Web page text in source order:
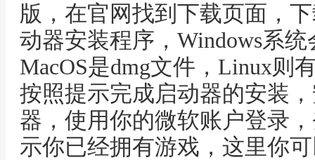
版，在官网找到下载页面，
动器安装程序，Windows系
MacOS是dmg文件，Linux则
按照提示完成启动器的安装
器，使用你的微软账户登录
示你已经拥有游戏，这里你